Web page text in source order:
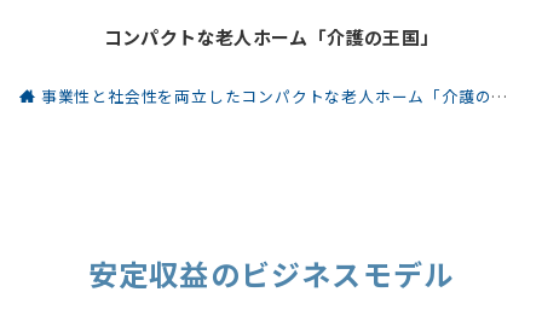
コンパクトな老人ホーム「介護の王国」
事業性と社会性を両立したコンパクトな老人ホーム「介護の王国」
安定収益のビジネスモデル